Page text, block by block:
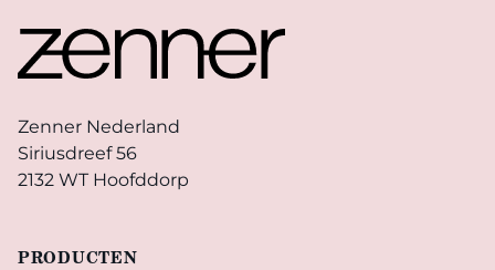
Zenner Nederland
Siriusdreef 56
2132 WT Hoofddorp
PRODUCTEN